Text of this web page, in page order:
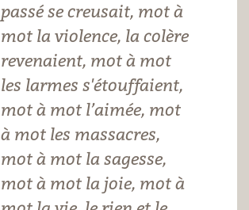
passé se creusait, mot à
mot la violence, la colère
revenaient, mot à mot
les larmes s'étouffaient,
mot à mot l’aimée, mot
à mot les massacres,
mot à mot la sagesse,
mot à mot la joie, mot à